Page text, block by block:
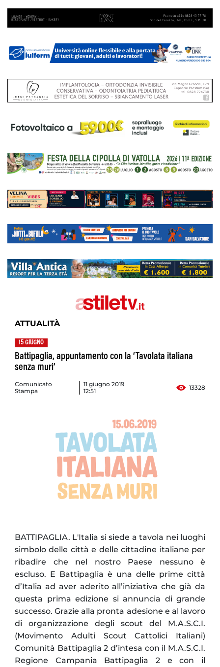
ATTUALITÀ
15 GIUGNO
Battipaglia, appuntamento con la ‘Tavolata italiana
senza muri’
Comunicato
Stampa
11 giugno 2019
12:51
13328
BATTIPAGLIA. L'Italia si siede a tavola nei luoghi
simbolo delle città e delle cittadine italiane per
ribadire che nel nostro Paese nessuno è
escluso. E Battipaglia è una delle prime città
d’Italia ad aver aderito all’iniziativa che già da
questa prima edizione si annuncia di grande
successo. Grazie alla pronta adesione e al lavoro
di organizzazione degli scout del M.A.S.C.I.
(Movimento Adulti Scout Cattolici Italiani)
Comunità Battipaglia 2 d’intesa con il M.A.S.C.I.
Regione Campania Battipaglia 2 e con il